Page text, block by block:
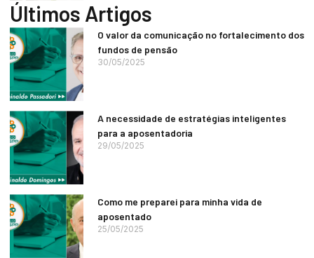
Últimos Artigos
O valor da comunicação no fortalecimento dos
fundos de pensão
30/05/2025
A necessidade de estratégias inteligentes
para a aposentadoria
29/05/2025
Como me preparei para minha vida de
aposentado
25/05/2025